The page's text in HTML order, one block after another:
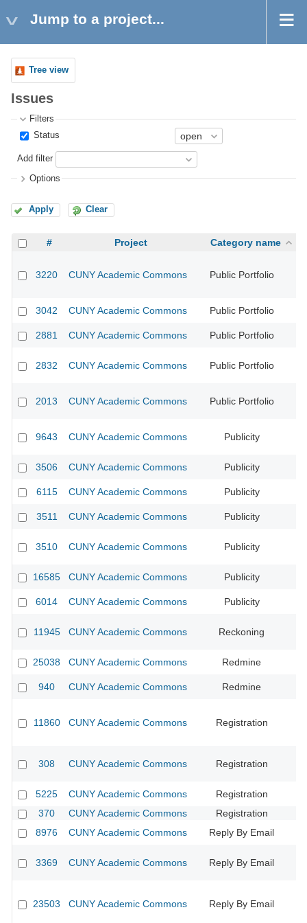
Jump to a project...
Tree view
Issues
Filters
Status
Add filter
Options
Apply Clear
# Project Category name
3220 CUNY Academic Commons Public Portfolio
3042 CUNY Academic Commons Public Portfolio
2881 CUNY Academic Commons Public Portfolio
2832 CUNY Academic Commons Public Portfolio
2013 CUNY Academic Commons Public Portfolio
9643 CUNY Academic Commons Publicity
3506 CUNY Academic Commons Publicity
6115 CUNY Academic Commons Publicity
3511 CUNY Academic Commons Publicity
3510 CUNY Academic Commons Publicity
16585 CUNY Academic Commons Publicity
6014 CUNY Academic Commons Publicity
11945 CUNY Academic Commons Reckoning
25038 CUNY Academic Commons Redmine
940 CUNY Academic Commons Redmine
11860 CUNY Academic Commons Registration
308 CUNY Academic Commons Registration
5225 CUNY Academic Commons Registration
370
CUNY Academic Commons Registration
8976
CUNY Academic Commons Reply By Email
3369 CUNY Academic Commons Reply By Email
23503 CUNY Academic Commons Reply By Email